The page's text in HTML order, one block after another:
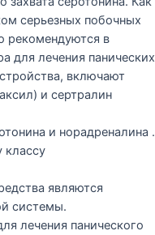
серьезных побочных
рекомендуются в
для лечения панических
включают
и сертралин
и норадреналина .
классу
являются
системы.
лечения панического